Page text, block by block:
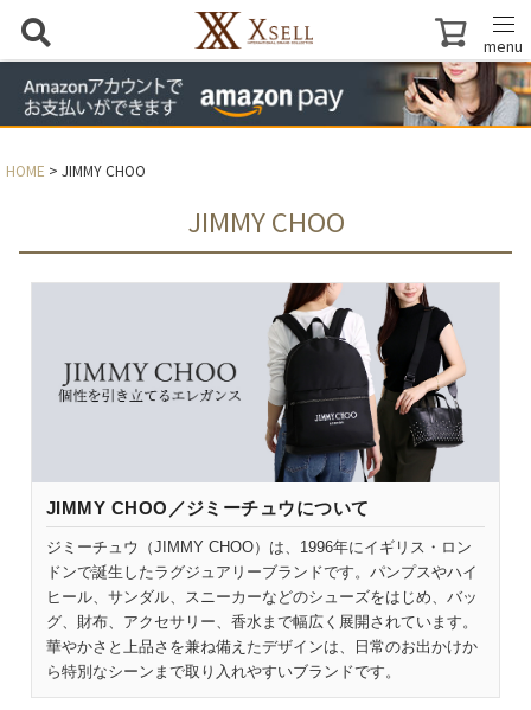
menu
HOME JIMMY CHOO
JIMMY CHOO
JIMMY CHOO／ジミーチュウについて
ジミーチュウ（JIMMY CHOO）は、1996年にイギリス・ロン
ドンで誕生したラグジュアリーブランドです。パンプスやハイ
ヒール、サンダル、スニーカーなどのシューズをはじめ、バッ
グ、財布、アクセサリー、香水まで幅広く展開されています。
華やかさと上品さを兼ね備えたデザインは、日常のお出かけか
ら特別なシーンまで取り入れやすいブランドです。